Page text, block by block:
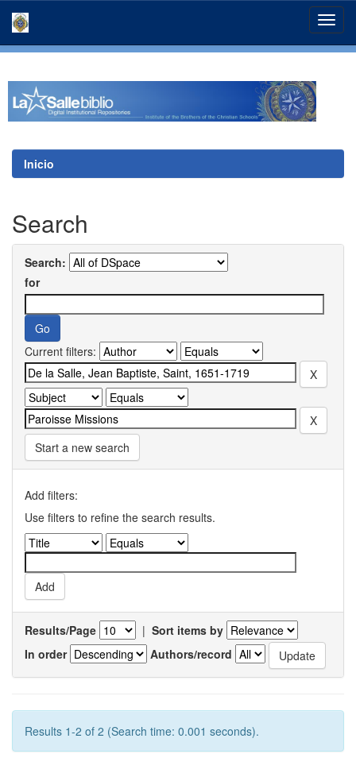
Inicio
Search
Search:
for
Current filters:
Start a new search
Add filters:
Use filters to refine the search results.
Results/Page | Sort items by
In order
Authors/record
Results 1-2 of 2 (Search time: 0.001 seconds).